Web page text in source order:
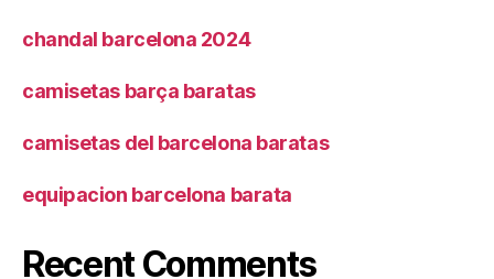
chandal barcelona 2024
camisetas barça baratas
camisetas del barcelona baratas
equipacion barcelona barata
Recent Comments